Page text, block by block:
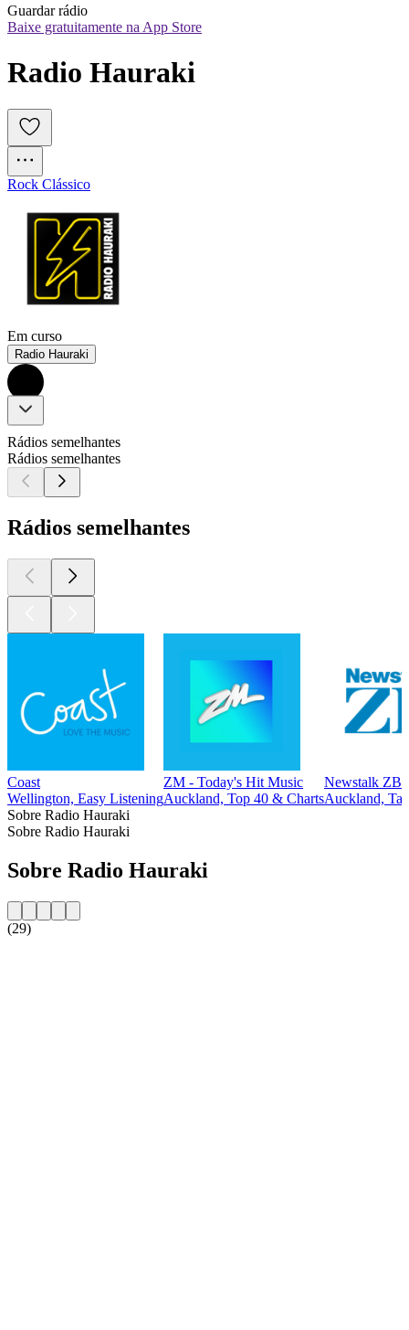
Guardar rádio
Baixe gratuitamente na App Store
Radio Hauraki
Rock Clássico
Em curso
Radio Hauraki
Rádios semelhantes
Rádios semelhantes
Rádios semelhantes
Coast
Wellington, Easy Listening
ZM - Today's Hit Music
Auckland, Top 40 & Charts
Newstalk ZB
Auckland,
Sobre Radio Hauraki
Sobre Radio Hauraki
Sobre Radio Hauraki
(29)